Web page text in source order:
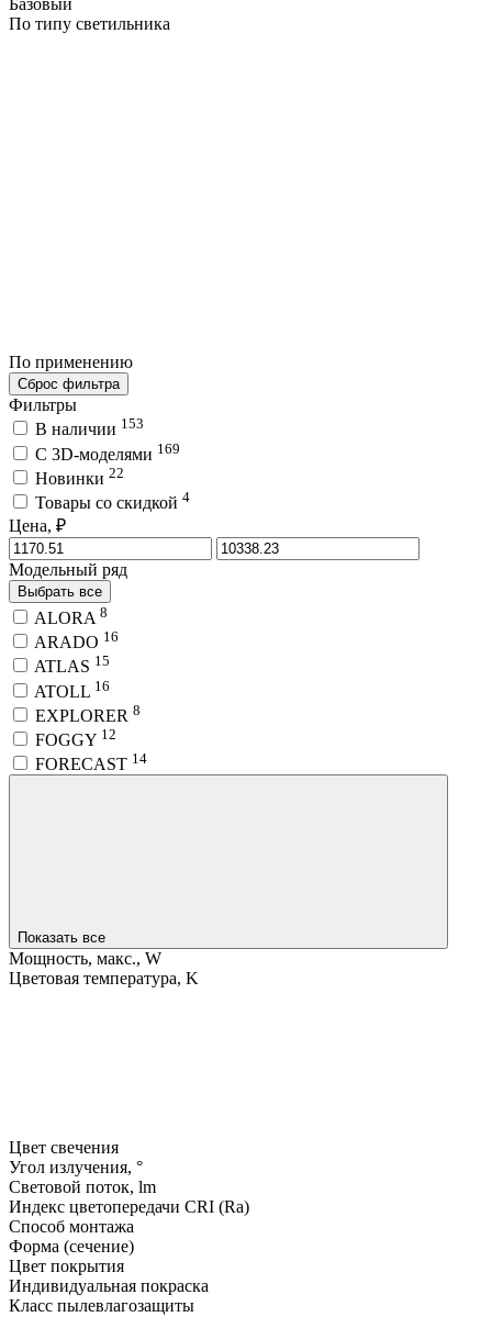
По типу светильника
По применению
Сброс фильтра
Фильтры
В наличии 153
C 3D-моделями 169
Новинки 22
Товары со скидкой 4
Цена, ₽
Модельный ряд
Выбрать все
ALORA 8
ARADO 16
ATLAS 15
ATOLL 16
EXPLORER 8
FOGGY 12
FORECAST 14
Показать все
Мощность, макс., W
Цветовая температура, K
Цвет свечения
Угол излучения, °
Световой поток, lm
Индекс цветопередачи CRI (Ra)
Способ монтажа
Форма (сечение)
Цвет покрытия
Индивидуальная покраска
Класс пылевлагозащиты